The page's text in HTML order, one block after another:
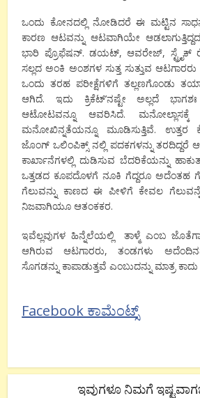
ಒಂದು ಕೋನದಲ್ಲಿ ನೋಡಿದರೆ ಈ ಮಟ್ಟಿನ
ಕಾರಣ ಆಟವನ್ನು ಆಟವಾಗಿಯೇ
ಭಾರಿ ಪ್ರೊಫೆಷನ್. ಡಯಟ್,ಆವರೇಜ್,
ಸಲ್ಲದ ಅಂಕಿ ಅಂಶಗಳ ಸುತ್ತ ಸುತ್ತುವ
ಒಂದು ತರಹ ಪರೀಕ್ಷೆಗಳಿಗೆ ತಲ್ಲಣಗೊಂಡು
ಆಗಿದೆ. ಇದು ಕ್ರಿಕೆಟ್’ನಷ್ಟೇ ಅಲ್ಲದೆ
ಆಟೋಟವನ್ನೂ ಆವರಿಸಿದೆ. ಮನೋಲ್ಲಾಸಕ್ಕೆ
ಮನೋಖಿನ್ನತೆಯನ್ನೂ ಮೂಡಿಸುತ್ತಿವೆ.
ಜೊಂಗ್ ಒಲಿಂಪಿಕ್ಸ್ ನಲ್ಲಿ ಪದಕಗಳನ್ನು ತರದಿದ್ದರೆ
ಕಾರ್ಖಾನೆಗಳಲ್ಲಿ ದುಡಿಸುವ ಬೆದರಿಕೆಯನ್ನು
ಒತ್ತಡದ ಕೂಪದೊಳಗೆ ನೂಕಿ ಗೆದ್ದರೂ ಅದೆಂತಹ
ಗೆಲುವನ್ನು ಕಾಣದ ಈ ಪೀಳಿಗೆ ಕೇವಲ ಗೆಲುವನ್ನೇ
ನಿಜವಾಗಿಯೂ ಆತಂಕಕರ.
ಇವೆಲ್ಲವುಗಳ ಹಿನ್ನೆಲೆಯಲ್ಲಿ
ತಾಳ್ಮೆ ಎಂಬ
ಆಗಿರುವ ಆಟಗಾರರು,ತಂಡಗಳು
ಸೊಗಡನ್ನು ಕಾಪಾಡುತ್ತವೆ ಎಂಬುದನ್ನು ಮಾತ್ರ
Facebook ಕಾಮೆಂಟ್ಸ್
ಇವುಗಳೂ ನಿಮಗೆ